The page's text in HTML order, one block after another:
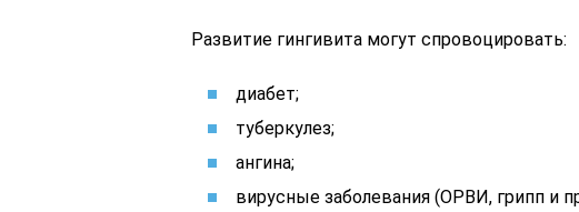
Развитие гингивита могут спровоцировать:
диабет;
туберкулез;
ангина;
вирусные заболевания (ОРВИ, грипп и